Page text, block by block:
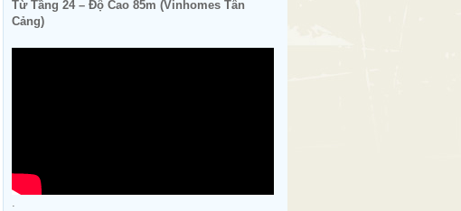
Từ Tầng 24 – Độ Cao 85m (Vinhomes Tân
Cảng)
.